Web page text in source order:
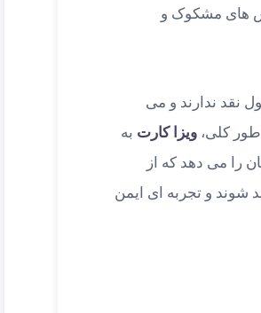
های مشکوک و
نقد ندارند و می
طور کلی، ویزا کارت به
را می دهد که از
شوند و تجربه ای ایمن